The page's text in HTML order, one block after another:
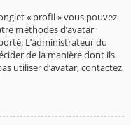
« profil » vous pouvez
méthodes d’avatar
L’administrateur du
de la manière dont ils
utiliser d’avatar, contactez